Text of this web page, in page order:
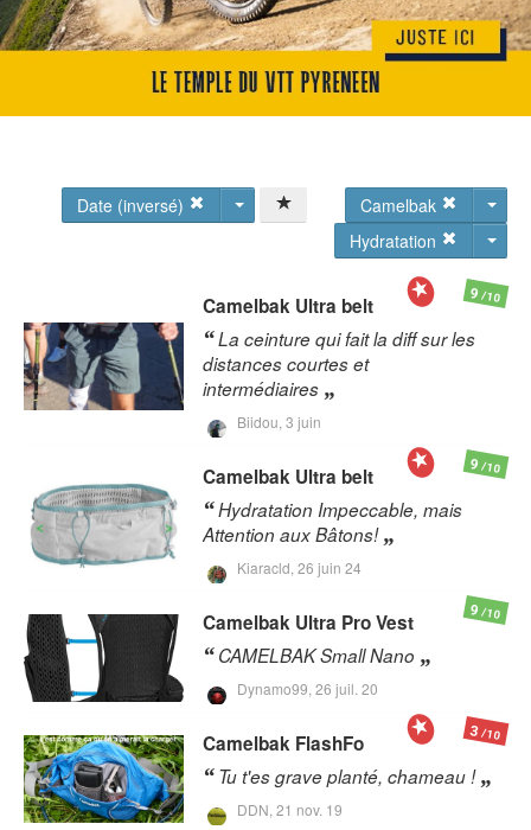
Date (inversé)
Camelbak
Hydratation
Camelbak Ultra belt
La ceinture qui fait la diff sur les
distances courtes et
intermédiaires
Biidou, 3 juin
9/10
Camelbak Ultra belt
Hydratation Impeccable, mais
Attention aux Bâtons!
Kiaracld, 26 juin 24
9/10
Camelbak Ultra Pro Vest
CAMELBAK Small Nano
Dynamo99, 26 juil. 20
9/10
Camelbak FlashFo
Tu t'es grave planté, chameau !
DDN, 21 nov. 19
3/10